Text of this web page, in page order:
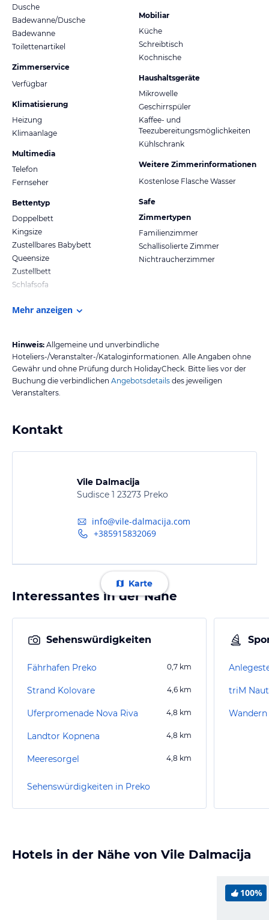
Dusche
Badewanne/Dusche
Badewanne
Toilettenartikel
Zimmerservice
Verfügbar
Klimatisierung
Heizung
Klimaanlage
Multimedia
Telefon
Fernseher
Bettentyp
Doppelbett
Kingsize
Zustellbares Babybett
Queensize
Zustellbett
Schlafsofa
Mobiliar
Küche
Schreibtisch
Kochnische
Haushaltsgeräte
Mikrowelle
Geschirrspüler
Kaffee- und
Teezubereitungsmöglichkeiten
Kühlschrank
Weitere Zimmerinformationen
Kostenlose Flasche Wasser
Safe
Zimmertypen
Familienzimmer
Schallisolierte Zimmer
Nichtraucherzimmer
Mehr anzeigen
Hinweis: Allgemeine und unverbindliche
Hoteliers-/Veranstalter-/Kataloginformationen. Alle Angaben ohne
Gewähr und ohne Prüfung durch HolidayCheck. Bitte lies vor der
Buchung die verbindlichen Angebotsdetails des jeweiligen
Veranstalters.
Kontakt
Vile Dalmacija
Sudisce 1 23273 Preko
info@vile-dalmacija.com
+385915832069
Karte
Interessantes in der Nähe
Sehenswürdigkeiten
Fährhafen Preko 0,7 km
Strand Kolovare 4,6 km
Uferpromenade Nova Riva 4,8 km
Landtor Kopnena 4,8 km
Meeresorgel 4,8 km
Sehenswürdigkeiten in Preko
triM
Hotels in der Nähe von Vile Dalmacija
100%